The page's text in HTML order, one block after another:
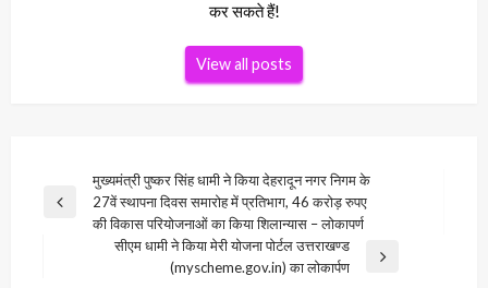
कर सकते हैं!
View all posts
navigation
Previous
मुख्यमंत्री पुष्कर सिंह धामी ने किया देहरादून नगर निगम के
27वें स्थापना दिवस समारोह में प्रतिभाग, 46 करोड़ रुपए
की विकास परियोजनाओं का किया शिलान्यास – लोकापर्ण
सीएम धामी ने किया मेरी योजना पोर्टल उत्तराखण्ड
(myscheme.gov.in) का लोकार्पण